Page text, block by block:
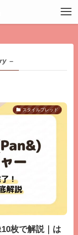
–
スタイルブレッド
枚で解説｜は